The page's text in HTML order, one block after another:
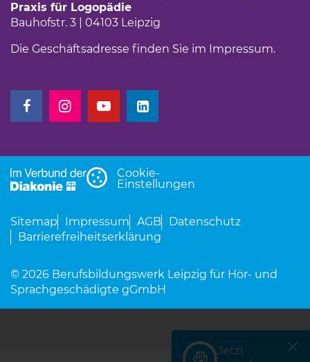
Jetzt
Praxis für Logopädie
Bauhofstr. 3 | 04103 Leipzig
Die Geschäftsadresse finden Sie im Impressum(Link
.
(Link öffnet einen neuen Tab)
(Link öffnet einen neuen Tab)
(Link öffnet einen neuen Tab)
(Link öffnet einen neuen Tab)
Cookie-
Einstellungen
Sitemap Impressum AGB
Datenschutz
Barrierefreiheitserklärung
© 2026 Berufsbildungswerk Leipzig für Hör- und
Sprachgeschädigte gGmbH